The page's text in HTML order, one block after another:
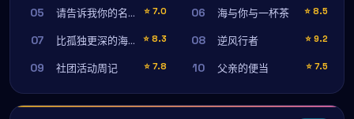
05 请告诉我你的名字 ⭐ 7.0 06 海与你与一杯茶 ⭐ 8.5
07 比孤独更深的海洋 ⭐ 8.3 08 逆风行者 ⭐ 9.2
09 社团活动周记 ⭐ 7.8 10 父亲的便当 ⭐ 7.5